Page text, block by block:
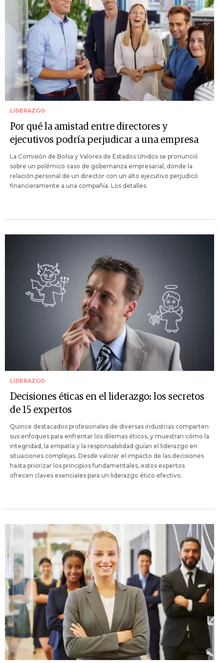
LIDERAZGO
Por qué la amistad entre directores y
ejecutivos podría perjudicar a una empresa
La Comisión de Bolsa y Valores de Estados Unidos se pronunció
sobre un polémico caso de gobernanza empresarial, donde la
relación personal de un director con un alto ejecutivo perjudicó
financieramente a una compañía. Los detalles.
LIDERAZGO
Decisiones éticas en el liderazgo: los secretos
de 15 expertos
Quince destacados profesionales de diversas industrias comparten
sus enfoques para enfrentar los dilemas éticos, y muestran cómo la
integridad, la empatía y la responsabilidad guían el liderazgo en
situaciones complejas. Desde valorar el impacto de las decisiones
hasta priorizar los principios fundamentales, estos expertos
ofrecen claves esenciales para un liderazgo ético efectivo.